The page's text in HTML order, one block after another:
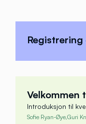
sikre at
Vi inviterer
interesserte
og øl. Ta
Registrering
Velkommen
Introduksjon til
Sofie Ryan-Øye, Guri